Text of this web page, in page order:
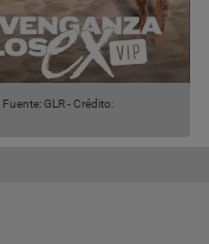
Fuente: GLR-Crédito: